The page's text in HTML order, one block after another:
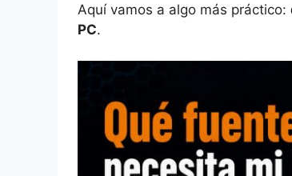
Aquí vamos a algo más práctico:
PC.